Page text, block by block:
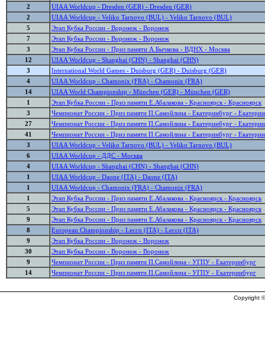
2
UIAA Worldcup - Dresden (GER) - Dresden (GER)
2
UIAA Worldcup - Veliko Tarnovo (BUL) - Veliko Tarnovo (BUL)
5
Этап Кубка России - Воронеж - Воронеж
7
Этап Кубка России - Воронеж - Воронеж
3
Этап Кубка России - Приз памяти А.Бычкова - ВДНХ - Москва
12
UIAA Worldcup - Shanghai (CHN) - Shanghai (CHN)
3
International World Games - Duisburg (GER) - Duisburg (GER)
4
UIAA Worldcup - Chamonix (FRA) - Chamonix (FRA)
14
UIAA World Championship - München (GER) - München (GER)
1
Этап Кубка России - Приз памяти Е.Абалакова - Красноярск - Красноярск
3
Чемпионат России - Приз памяти П.Самойлина - Екатеринбург -
27
Чемпионат России - Приз памяти П.Самойлина - Екатеринбург -
41
Чемпионат России - Приз памяти П.Самойлина - Екатеринбург -
3
UIAA Worldcup - Veliko Tarnovo (BUL) - Veliko Tarnovo (BUL)
6
UIAA Worldcup - ДДС - Москва
4
UIAA Worldcup - Shanghai (CHN) - Shanghai (CHN)
1
UIAA Worldcup - Daone (ITA) - Daone (ITA)
1
UIAA Worldcup - Chamonix (FRA) - Chamonix (FRA)
1
Этап Кубка России - Приз памяти Е.Абалакова - Красноярск - Красноярск
5
Этап Кубка России - Приз памяти Е.Абалакова - Красноярск - Красноярск
9
Этап Кубка России - Приз памяти Е.Абалакова - Красноярск - Красноярск
8
European Championship - Lecco (ITA) - Lecco (ITA)
9
Этап Кубка России - Воронеж - Воронеж
30
Этап Кубка России - Воронеж - Воронеж
9
Чемпионат России - Приз памяти П.Самойлина - УГПУ - Екатеринбург
14
Чемпионат России - Приз памяти П.Самойлина - УГПУ - Екатеринбург
Copyright